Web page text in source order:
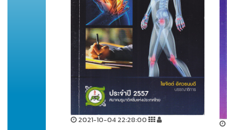
2021-10-04 22:28:00